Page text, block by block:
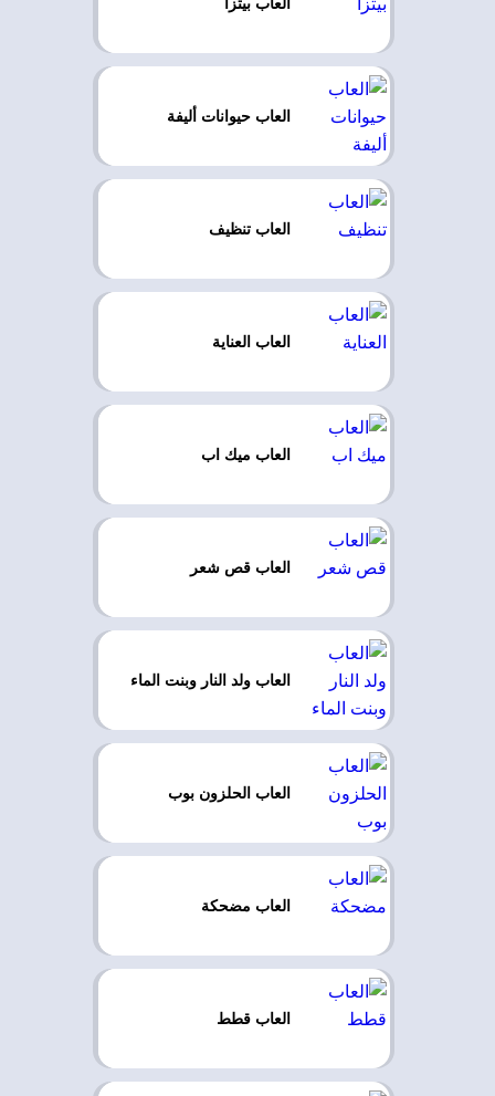
العاب حيوانات أليفة
العاب تنظيف
العاب العناية
العاب ميك اب
العاب قص شعر
العاب ولد النار وبنت الماء
العاب الحلزون بوب
العاب مضحكة
العاب قطط